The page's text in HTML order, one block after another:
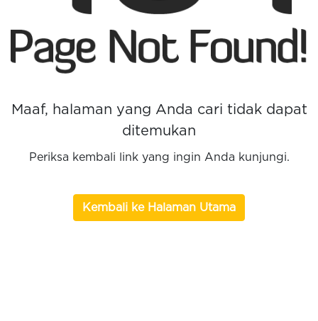
Maaf, halaman yang Anda cari tidak dapat
ditemukan
Periksa kembali link yang ingin Anda kunjungi.
Kembali ke Halaman Utama